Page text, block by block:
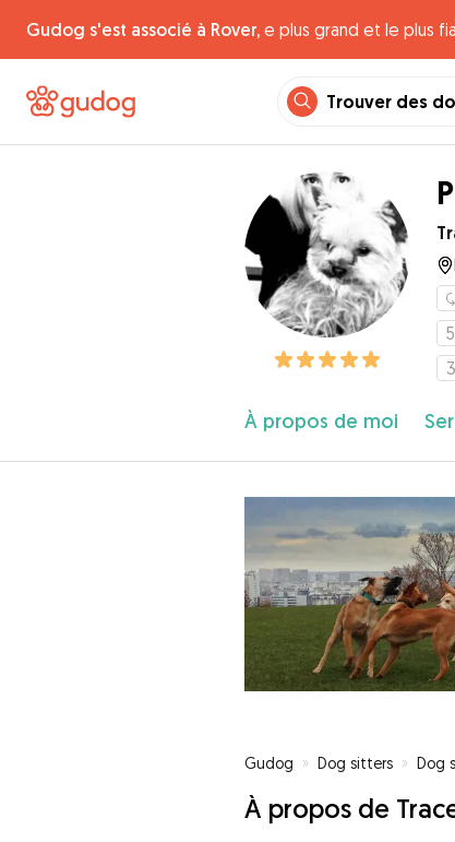
Gudog s'est associé à Rover, e plus grand et le plus
Trouver des
À propos de moi
Gudog » Dog sitters » Dog
À propos de